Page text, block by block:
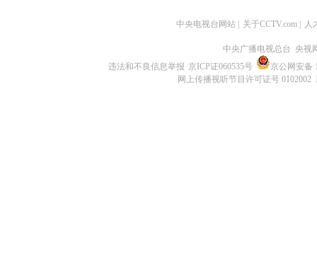
中央电视台网站 关于CCTV.com 人
中央广播电视总台 央视
违法和不良信息举报 京ICP证060535号
京公网安备
网上传播视听节目许可证号 0102002